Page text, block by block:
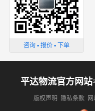
咨询 ▪ 报价 ▪ 下单
平达物流官方网站
版权声明 隐私条款